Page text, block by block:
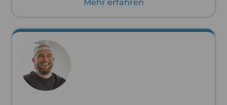
Durch seine tägliche Arbeit kennt er die
Anforderungen an Materialien, Montage und
Langlebigkeit genau und kann Kunden gezielt
bei der Auswahl passender Lösungen
Mehr erfahren